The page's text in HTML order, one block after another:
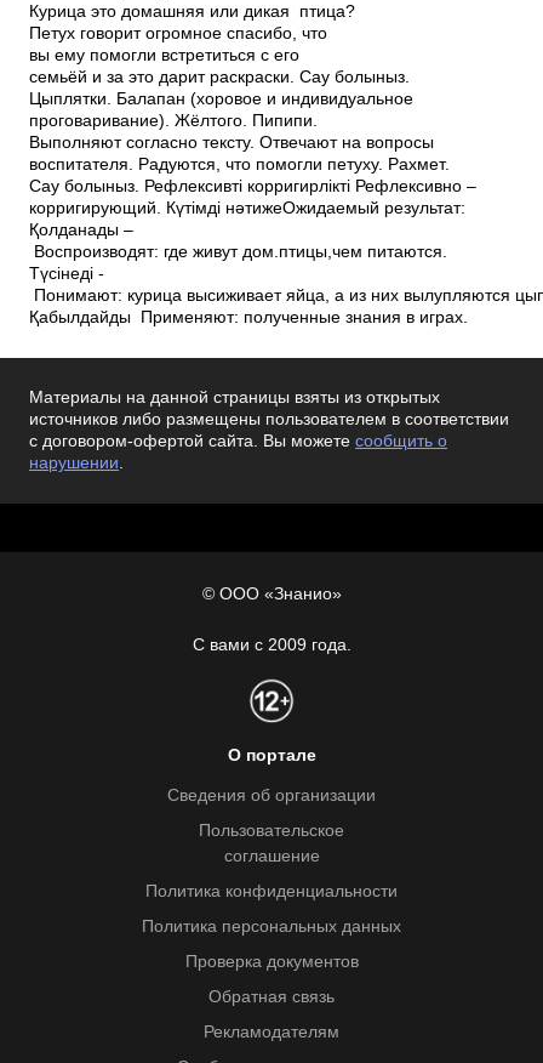
Курица это домашняя или дикая птица?
Петух говорит огромное спасибо, что
вы ему помогли встретиться с его
семьёй и за это дарит раскраски. Сау болыныз.
Цыплятки. Балапан (хоровое и индивидуальное
проговаривание). Жёлтого. Пи­пи­пи.
Выполняют согласно тексту. Отвечают на вопросы
воспитателя. Радуются, что помогли петуху. Рахмет.
Сау болыныз. Рефлексивті­ корригирлікті Рефлексивно –
корригирующий. Күтімді нәтиже­Ожидаемый результат:
Қолданады –
Воспроизводят: где живут дом.птицы,чем питаются.
Түсінеді ­
Понимают: курица высиживает яйца, а из них вылупляются
Қабылдайды ­ Применяют: полученные знания в играх.
Материалы на данной страницы взяты из открытых
источников либо размещены пользователем в соответствии
с договором-офертой сайта. Вы можете сообщить о
нарушении.
© ООО «Знанио»
С вами с 2009 года.
О портале
Сведения об организации
Пользовательское
соглашение
Политика конфиденциальности
Политика персональных данных
Проверка документов
Обратная связь
Рекламодателям